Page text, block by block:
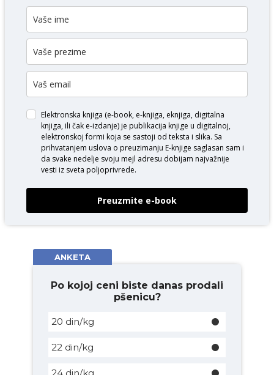
Elektronska knjiga (e-book, e-knjiga, eknjiga, digitalna
knjiga, ili čak e-izdanje) je publikacija knjige u digitalnoj,
elektronskoj formi koja se sastoji od teksta i slika. Sa
prihvatanjem uslova o preuzimanju E-knjige saglasan sam i
da svake nedelje svoju mejl adresu dobijam najvažnije
vesti iz sveta poljoprivrede.
Preuzmite e-book
ANKETA
Po kojoj ceni biste danas prodali
pšenicu?
20 din/kg
22 din/kg
24 din/kg